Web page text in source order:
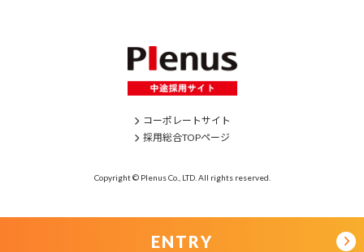
コーポレートサイト
採用総合TOPページ
Copyright © Plenus Co., LTD. All rights reserved.
ENTRY